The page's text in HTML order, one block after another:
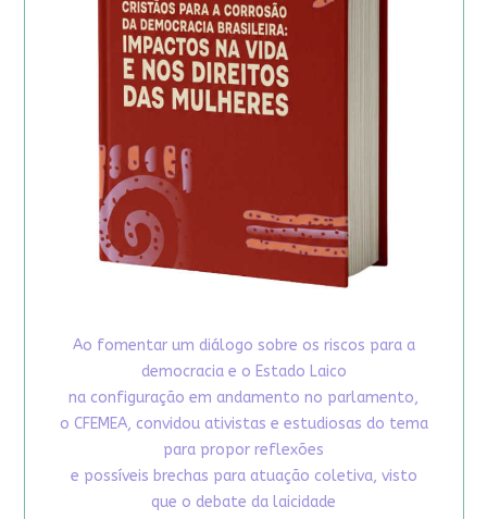
Ao fomentar um diálogo sobre os riscos para a
democracia e o Estado Laico
na configuração em andamento no parlamento,
o CFEMEA, convidou ativistas e estudiosas do tema
para propor reflexões
e possíveis brechas para atuação coletiva, visto
que o debate da laicidade